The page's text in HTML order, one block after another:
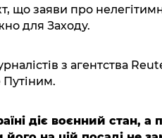
що заяви про
для Заходу.
з агентства
діє воєнний стан, а